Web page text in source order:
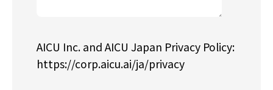
AICU Inc. and AICU Japan Privacy Policy:
https://corp.aicu.ai/ja/privacy